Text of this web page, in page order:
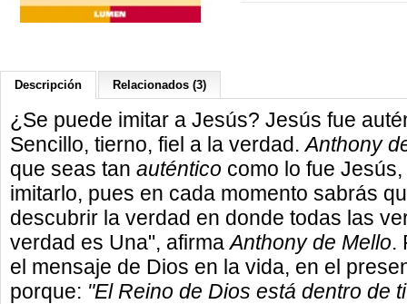
Descripción Relacionados (3)
¿Se puede imitar a Jesús? Jesús fue
Sencillo, tierno, fiel a la verdad.Anthony
que seas tan auténtico como lo fue
imitarlo, pues en cada momento sabrás
descubrir la verdad en donde todas las
verdad es Una", afirmaAnthony de Mello.
el mensaje de Dios en la vida, en el
porque: "El Reino de Dios está dentro de